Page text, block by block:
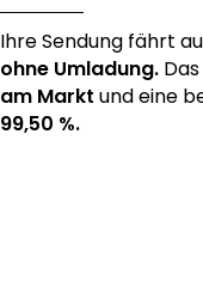
Ihre Sendung fährt
ohne Umladung.
am Markt und eine
99,50 %.